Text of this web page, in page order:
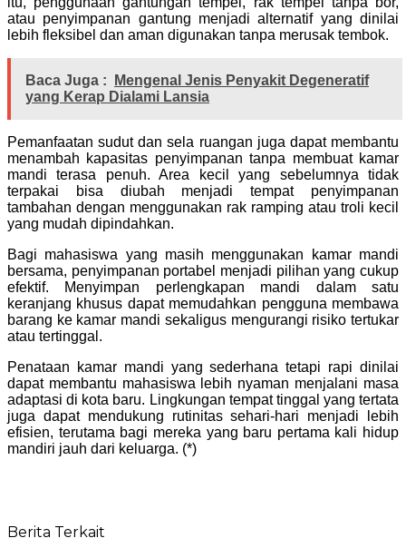
atau penyimpanan gantung menjadi alternatif yang dinilai
lebih fleksibel dan aman digunakan tanpa merusak tembok.
Baca Juga :
Mengenal Jenis Penyakit Degeneratif
yang Kerap Dialami Lansia
Pemanfaatan sudut dan sela ruangan juga dapat membantu
menambah kapasitas penyimpanan tanpa membuat kamar
mandi terasa penuh. Area kecil yang sebelumnya tidak
terpakai bisa diubah menjadi tempat penyimpanan
tambahan dengan menggunakan rak ramping atau troli kecil
yang mudah dipindahkan.
Bagi mahasiswa yang masih menggunakan kamar mandi
bersama, penyimpanan portabel menjadi pilihan yang cukup
efektif. Menyimpan perlengkapan mandi dalam satu
keranjang khusus dapat memudahkan pengguna membawa
barang ke kamar mandi sekaligus mengurangi risiko tertukar
atau tertinggal.
Penataan kamar mandi yang sederhana tetapi rapi dinilai
dapat membantu mahasiswa lebih nyaman menjalani masa
adaptasi di kota baru. Lingkungan tempat tinggal yang tertata
juga dapat mendukung rutinitas sehari-hari menjadi lebih
efisien, terutama bagi mereka yang baru pertama kali hidup
mandiri jauh dari keluarga. (*)
Berita Terkait